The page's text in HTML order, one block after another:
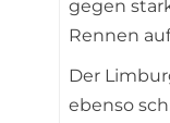
gegen
Rennen
Der
ebenso